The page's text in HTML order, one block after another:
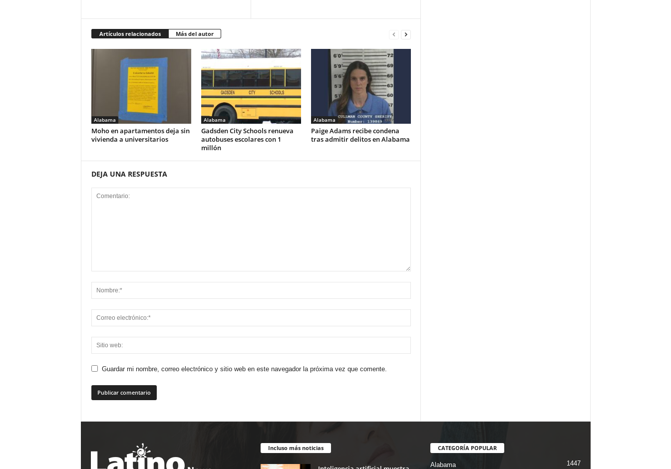
Artículos relacionados Más del autor
Alabama
Moho en apartamentos deja sin
vivienda a universitarios
Alabama
Gadsden City Schools renueva
autobuses escolares con 1
millón
Alabama
Paige Adams recibe condena
tras admitir delitos en Alabama
DEJA UNA RESPUESTA
Guardar mi nombre, correo electrónico y sitio web en este navegador la próxima vez que comente.
Incluso más noticias CATEGORÍA POPULAR
Alabama 1447